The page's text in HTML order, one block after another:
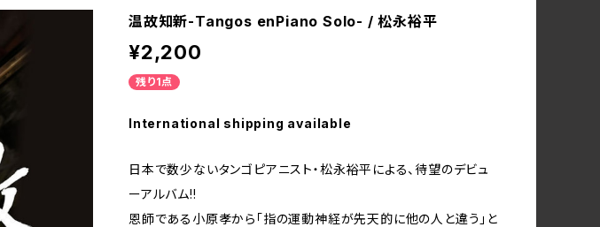
温故知新-Tangos enPiano Solo- / 松永裕平
¥2,200
残り1点
International shipping available
日本で数少ないタンゴピアニスト・松永裕平による、待望のデビュ
ーアルバム!!
恩師である小原孝から「指の運動神経が先天的に他の人と違う」と